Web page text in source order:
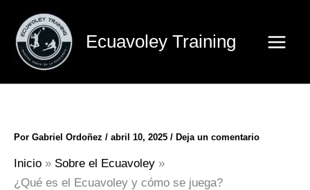
contenido
Ecuavoley Training
Por Gabriel Ordoñez / abril 10, 2025 / Deja un comentario
Inicio
Sobre el Ecuavoley
¿Qué es el Ecuavoley y cómo se juega?